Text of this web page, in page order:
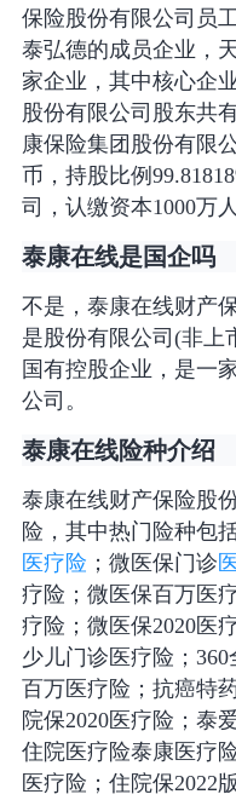
保险股份有限公司员
泰弘德的成员企业，
家企业，其中核心企
股份有限公司股东共
康保险集团股份有限
币，持股比例
司，认缴资本1000万
泰康在线是国企吗
不是，泰康在线财产
是股份有限公司(非上
国有控股企业，是一
公司。
泰康在线险种介绍
泰康在线财产保险股
险，其中热门险种包
医疗险 ；微医保门诊
疗险；微医保百万医
疗险；微医保2020医
少儿门诊医疗险；
百万医疗险；抗癌特
院保2020医疗险；泰
住院医疗险泰康医疗
医疗险；住院保2022